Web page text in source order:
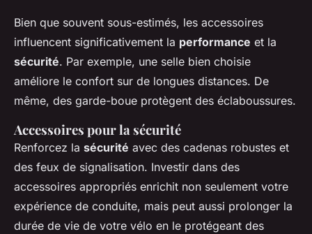
Bien que souvent sous-estimés, les accessoires
influencent significativement la performance et la
sécurité. Par exemple, une selle bien choisie
améliore le confort sur de longues distances. De
même, des garde-boue protègent des éclaboussures.
Accessoires pour la sécurité
Renforcez la sécurité avec des cadenas robustes et
des feux de signalisation. Investir dans des
accessoires appropriés enrichit non seulement votre
expérience de conduite, mais peut aussi prolonger la
durée de vie de votre vélo en le protégeant des